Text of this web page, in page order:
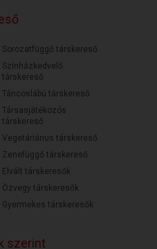
Sorozatfüggő társkereső
Színházkedvelő
társkereső
Táncoslábú társkereső
Társasjátékozós
társkereső
Vegetáriánus társkereső
Zenefüggő társkereső
Elvált társkeresők
Özvegy társkeresők
Gyermekes társkeresők
szerint